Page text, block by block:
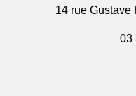
14 rue Gustave
03